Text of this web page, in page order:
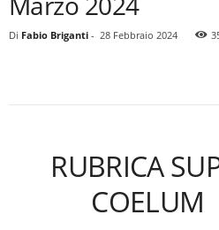
Di Fabio Briganti - 28 Febbraio 2024
RUBRICA